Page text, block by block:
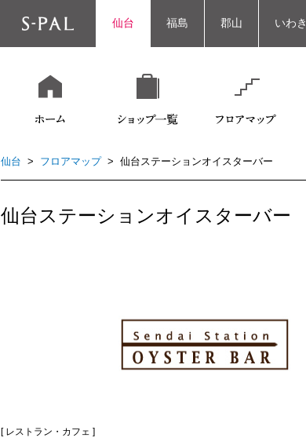
仙台 福島 郡山 いわき
仙台 > フロアマップ> 仙台ステーションオイスターバー
仙台ステーションオイスターバー
[ レストラン・カフェ ]